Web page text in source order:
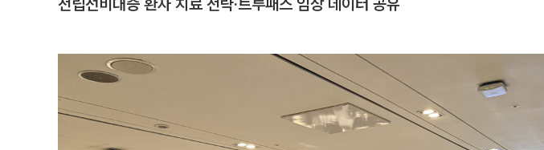
전립선비대증 환자 치료 전략·트루패스 임상 데이터 공유